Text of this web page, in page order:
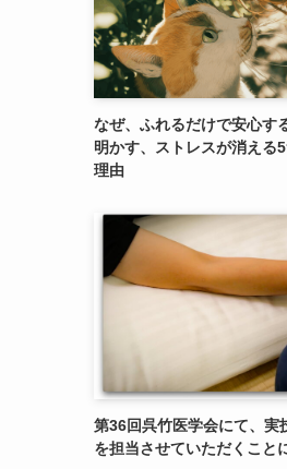
なぜ、ふれるだけで安心す
明かす、ストレスが消える
理由
第36回呉竹医学会にて、実
を担当させていただくこと